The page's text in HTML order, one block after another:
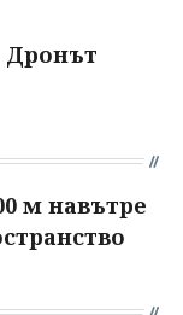
Дронът
м навътре